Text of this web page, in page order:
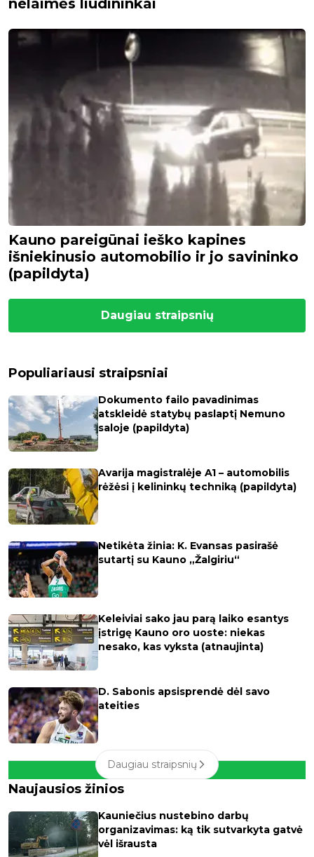
nelaimės liudininkai
Kauno pareigūnai ieško kapines
išniekinusio automobilio ir jo savininko
(papildyta)
Daugiau straipsnių
Populiariausi straipsniai
Dokumento failo pavadinimas
atskleidė statybų paslaptį Nemuno
saloje (papildyta)
Avarija magistralėje A1 – automobilis
rėžėsi į kelininkų techniką (papildyta)
Netikėta žinia: K. Evansas pasirašė
sutartį su Kauno „Žalgiriu“
Keleiviai sako jau parą laiko esantys
įstrigę Kauno oro uoste: niekas
nesako, kas vyksta (atnaujinta)
D. Sabonis apsisprendė dėl savo
ateities
Daugiau straipsnių
Naujausios žinios
Kauniečius nustebino darbų
organizavimas: ką tik sutvarkyta gatvė
vėl išrausta